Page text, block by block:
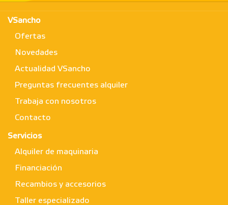
VSancho
Ofertas
Novedades
Actualidad VSancho
Preguntas frecuentes alquiler
Trabaja con nosotros
Contacto
Servicios
Alquiler de maquinaria
Financiación
Recambios y accesorios
Taller especializado